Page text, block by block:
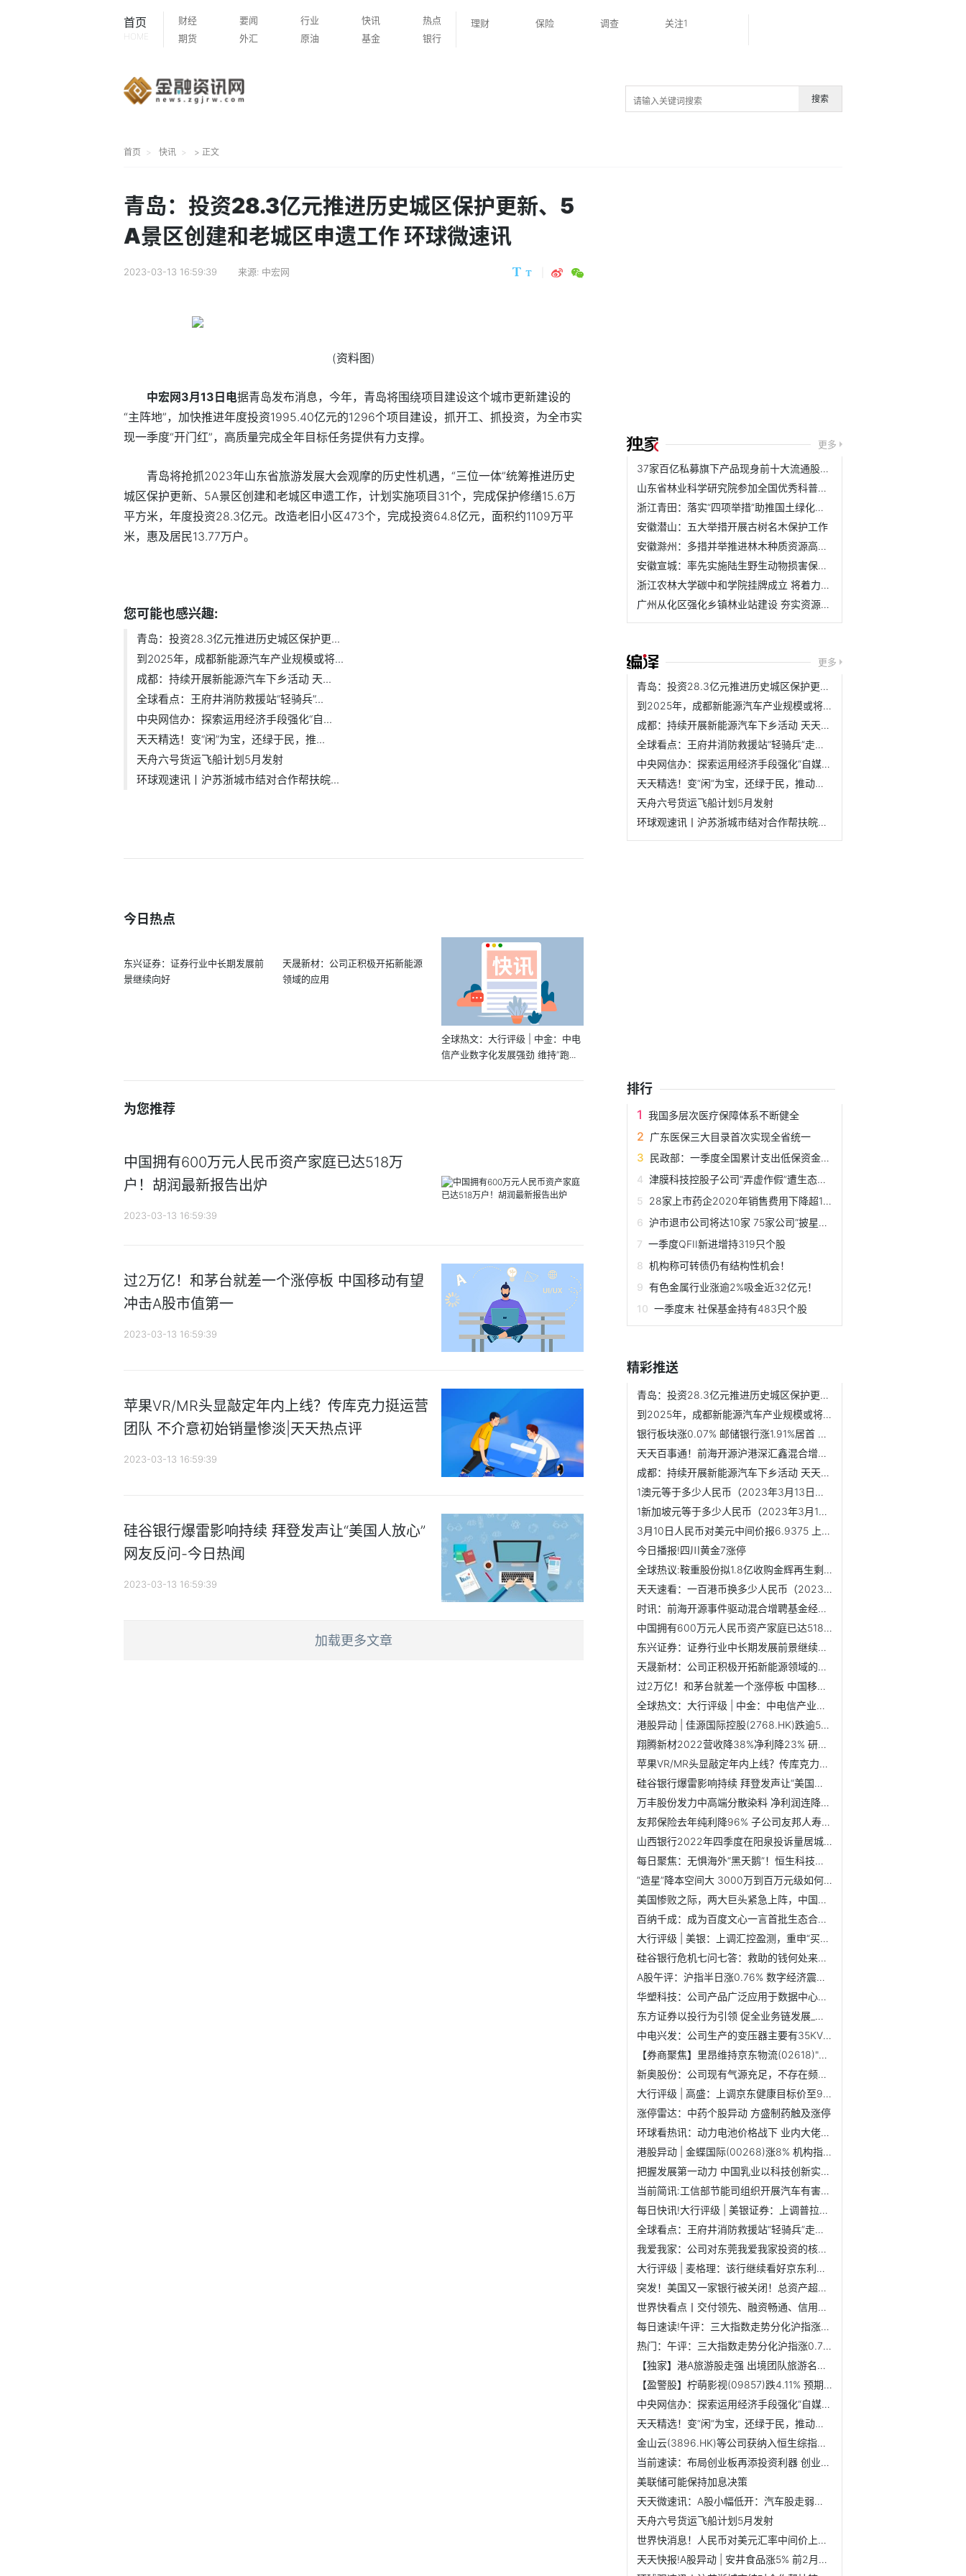
首页
HOME
财经 要闻 行业 快讯
热点
期货
外汇 原油 基金 银行
理财 保险 调查 关注1
搜索
首页 快讯 > 正文
青岛：投资28.3亿元推进历史城区保护更新、5
A景区创建和老城区申遗工作 环球微速讯
2023-03-13 16:59:39 来源: 中宏网
(资料图)
中宏网3月13日电据青岛发布消息，今年，青岛将围绕项目建设这个城市更新建设的
“主阵地”，加快推进年度投资1995.40亿元的1296个项目建设，抓开工、抓投资，为全市实
现一季度“开门红”，高质量完成全年目标任务提供有力支撑。
青岛将抢抓2023年山东省旅游发展大会观摩的历史性机遇，“三位一体”统筹推进历史
城区保护更新、5A景区创建和老城区申遗工作，计划实施项目31个，完成保护修缮15.6万
平方米，年度投资28.3亿元。改造老旧小区473个，完成投资64.8亿元，面积约1109万平
米，惠及居民13.77万户。
您可能也感兴趣:
青岛：投资28.3亿元推进历史城区保护更...
到2025年，成都新能源汽车产业规模或将...
成都：持续开展新能源汽车下乡活动 天...
全球看点：王府井消防救援站“轻骑兵”...
中央网信办：探索运用经济手段强化“自...
天天精选！变“闲”为宝，还绿于民，推...
天舟六号货运飞船计划5月发射
环球观速讯丨沪苏浙城市结对合作帮扶皖...
今日热点
东兴证券：证券行业中长期发展前
景继续向好
天晟新材：公司正积极开拓新能源
领域的应用
全球热文：大行评级 | 中金：中电
信产业数字化发展强劲 维持“跑...
为您推荐
中国拥有600万元人民币资产家庭已达518万
户！胡润最新报告出炉
2023-03-13 16:59:39
过2万亿！和茅台就差一个涨停板 中国移动有望
冲击A股市值第一
2023-03-13 16:59:39
苹果VR/MR头显敲定年内上线？传库克力挺运营
团队 不介意初始销量惨淡|天天热点评
2023-03-13 16:59:39
硅谷银行爆雷影响持续 拜登发声让“美国人放心”
网友反问-今日热闻
2023-03-13 16:59:39
加载更多文章
更多
37家百亿私募旗下产品现身前十大流通股名单
山东省林业科学研究院参加全国优秀科普作品评选活动
浙江青田：落实“四项举措”助推国土绿化取得新成效
安徽潜山：五大举措开展古树名木保护工作
安徽滁州：多措并举推进林木种质资源高质量发展
安徽宣城：率先实施陆生野生动物损害保险理赔机制
浙江农林大学碳中和学院挂牌成立 将着力培养具有碳中和与农...
广州从化区强化乡镇林业站建设 夯实资源管护基层基础
更多
青岛：投资28.3亿元推进历史城区保护更新、5A景区创建和老城...
到2025年，成都新能源汽车产业规模或将突破1500亿元
成都：持续开展新能源汽车下乡活动 天天百事通
全球看点：王府井消防救援站“轻骑兵”走街串巷送平安
中央网信办：探索运用经济手段强化“自媒体”监管_环球头条
天天精选！变“闲”为宝，还绿于民，推动省会城市形象新跃升
天舟六号货运飞船计划5月发射
环球观速讯丨沪苏浙城市结对合作帮扶皖北城市纪实（一）
排行
我国多层次医疗保障体系不断健全
广东医保三大目录首次实现全省统一
民政部：一季度全国累计支出低保资金约461.9亿元
津膜科技控股子公司“弄虚作假”遭生态环境部点名
28家上市药企2020年销售费用下降超10%
沪市退市公司将达10家 75家公司“披星戴帽”
一季度QFII新进增持319只个股
机构称可转债仍有结构性机会！
有色金属行业涨逾2%吸金近32亿元！
一季度末 社保基金持有483只个股
精彩推送
青岛：投资28.3亿元推进历史城区保护更新、5A景区创建和老城...
到2025年，成都新能源汽车产业规模或将突破1500亿元
银行板块涨0.07% 邮储银行涨1.91%居首 天天热讯
天天百事通！前海开源沪港深汇鑫混合增聘基金经理王可三 陆...
成都：持续开展新能源汽车下乡活动 天天百事通
1澳元等于多少人民币（2023年3月13日） 微动态
1新加坡元等于多少人民币（2023年3月13日）
3月10日人民币对美元中间价报6.9375 上调280个基点 全球看点
今日播报!四川黄金7涨停
全球热议:鞍重股份拟1.8亿收购金辉再生剩余30%股权 股价涨2%
天天速看：一百港币换多少人民币（2023年3月13日）
时讯：前海开源事件驱动混合增聘基金经理王达 王霞离任
中国拥有600万元人民币资产家庭已达518万户！胡润最新报告出炉
东兴证券：证券行业中长期发展前景继续向好
天晟新材：公司正积极开拓新能源领域的应用
过2万亿！和茅台就差一个涨停板 中国移动有望冲击A股市值第一
全球热文：大行评级 | 中金：中电信产业数字化发展强劲 维...
港股异动 | 佳源国际控股(2768.HK)跌逾5% 股价创约4个月新低 全球要闻
翔腾新材2022营收降38%净利降23% 研发费率低于4%-每日看点
苹果VR/MR头显敲定年内上线？传库克力挺运营团队 不介意初始...
硅谷银行爆雷影响持续 拜登发声让“美国人放心” 网友反问-...
万丰股份发力中高端分散染料 净利润连降3年存货偏高 焦点播报
友邦保险去年纯利降96% 子公司友邦人寿总保费增12% 全球报资讯
山西银行2022年四季度在阳泉投诉量居城商行首位
每日聚焦：无惧海外“黑天鹅”！恒生科技指数高开高走大涨4.4%
“造星”降本空间大 3000万到百万元级如何实现？
美国惨败之际，两大巨头紧急上阵，中国释放最强音！
百纳千成：成为百度文心一言首批生态合作伙伴|当前短讯
大行评级 | 美银：上调汇控盈测，重申“买入”评级 视点
硅谷银行危机七问七答：救助的钱何处来？是个案还是冰山一角...
A股午评：沪指半日涨0.76% 数字经济震荡走强_环球最新
华塑科技：公司产品广泛应用于数据中心、通信等领域 今日讯
东方证券以投行为引领 促全业务链发展_世界视点
中电兴发：公司生产的变压器主要有35KV及以下干式、油浸式电...
【券商聚焦】里昂维持京东物流(02618)"买入"评级 料其保持高...
新奥股份：公司现有气源充足，不存在频繁停气现象-当前讯息
大行评级 | 高盛：上调京东健康目标价至90港元 评级“买入...
涨停雷达：中药个股异动 方盛制药触及涨停
环球看热讯：动力电池价格战下 业内大佬怎么看待保供、回收...
港股异动 | 金蝶国际(00268)涨8% 机构指公司为高成长ERP云...
把握发展第一动力 中国乳业以科技创新实现进阶
当前简讯:工信部节能司组织开展汽车有害物质和可回收利用率管...
每日快讯!大行评级 | 美银证券：上调普拉达目标价至68港元...
全球看点：王府井消防救援站“轻骑兵”走街串巷送平安
我爱我家：公司对东莞我爱我家投资的核算调整为其他权益工具...
大行评级 | 麦格理：该行继续看好京东利润率稳定性 评级“...
突发！美国又一家银行被关闭！总资产超千亿！一则大消息 700...
世界快看点丨交付领先、融资畅通、信用良好，碧桂园有信心实...
每日速读!午评：三大指数走势分化沪指涨0.76% 贵金属板块领涨
热门：午评：三大指数走势分化沪指涨0.76% 贵金属板块领涨
【独家】港A旅游股走强 出境团队旅游名单“再扩容” 出行板...
【盈警股】柠萌影视(09857)跌4.11% 预期去年经调整净利润近...
中央网信办：探索运用经济手段强化“自媒体”监管_环球头条
天天精选！变“闲”为宝，还绿于民，推动省会城市形象新跃升
金山云(3896.HK)等公司获纳入恒生综指：流动性改善与估值修复
当前速读：布局创业板再添投资利器 创业板ETF增强今日正式发行
美联储可能保持加息决策
天天微速讯：A股小幅低开：汽车股走弱，黄金股全线活跃
天舟六号货运飞船计划5月发射
世界快消息！人民币对美元汇率中间价上调280个基点
天天快报!A股异动 | 安井食品涨5% 前2月期间营业收入同比增长约37.4%